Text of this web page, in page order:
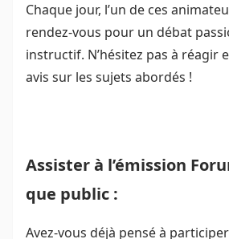
Chaque jour, l’un de ces
rendez-vous pour un débat
instructif. N’hésitez pas à réagir
avis sur les sujets abordés !
Assister à l’émission
que public :
Avez-vous déjà pensé à